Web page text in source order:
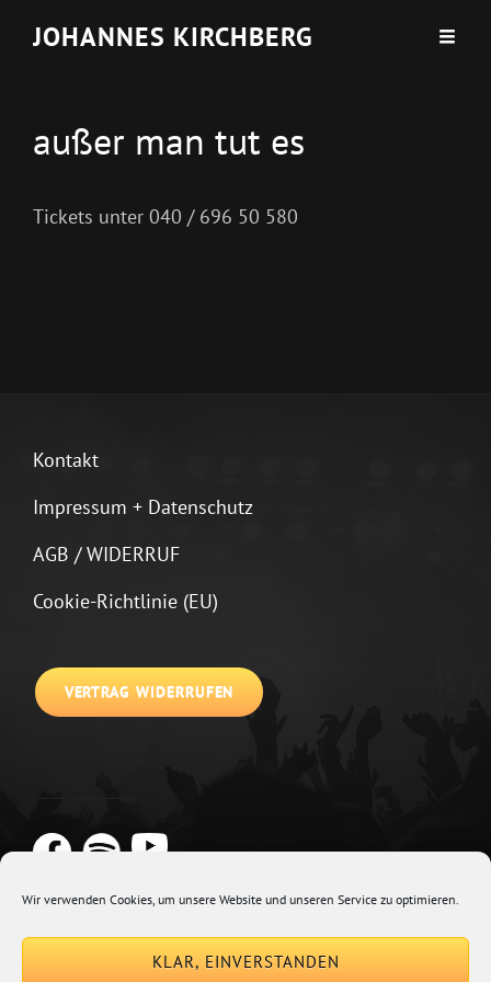
Wir verwenden Cookies, um unsere Website und unseren Service zu optimieren.
KLAR, EINVERSTANDEN
JOHANNES KIRCHBERG
außer man tut es
Tickets unter 040 / 696 50 580
Kontakt
Impressum + Datenschutz
AGB / WIDERRUF
Cookie-Richtlinie (EU)
VERTRAG WIDERRUFEN
Euphony By Catch Themes